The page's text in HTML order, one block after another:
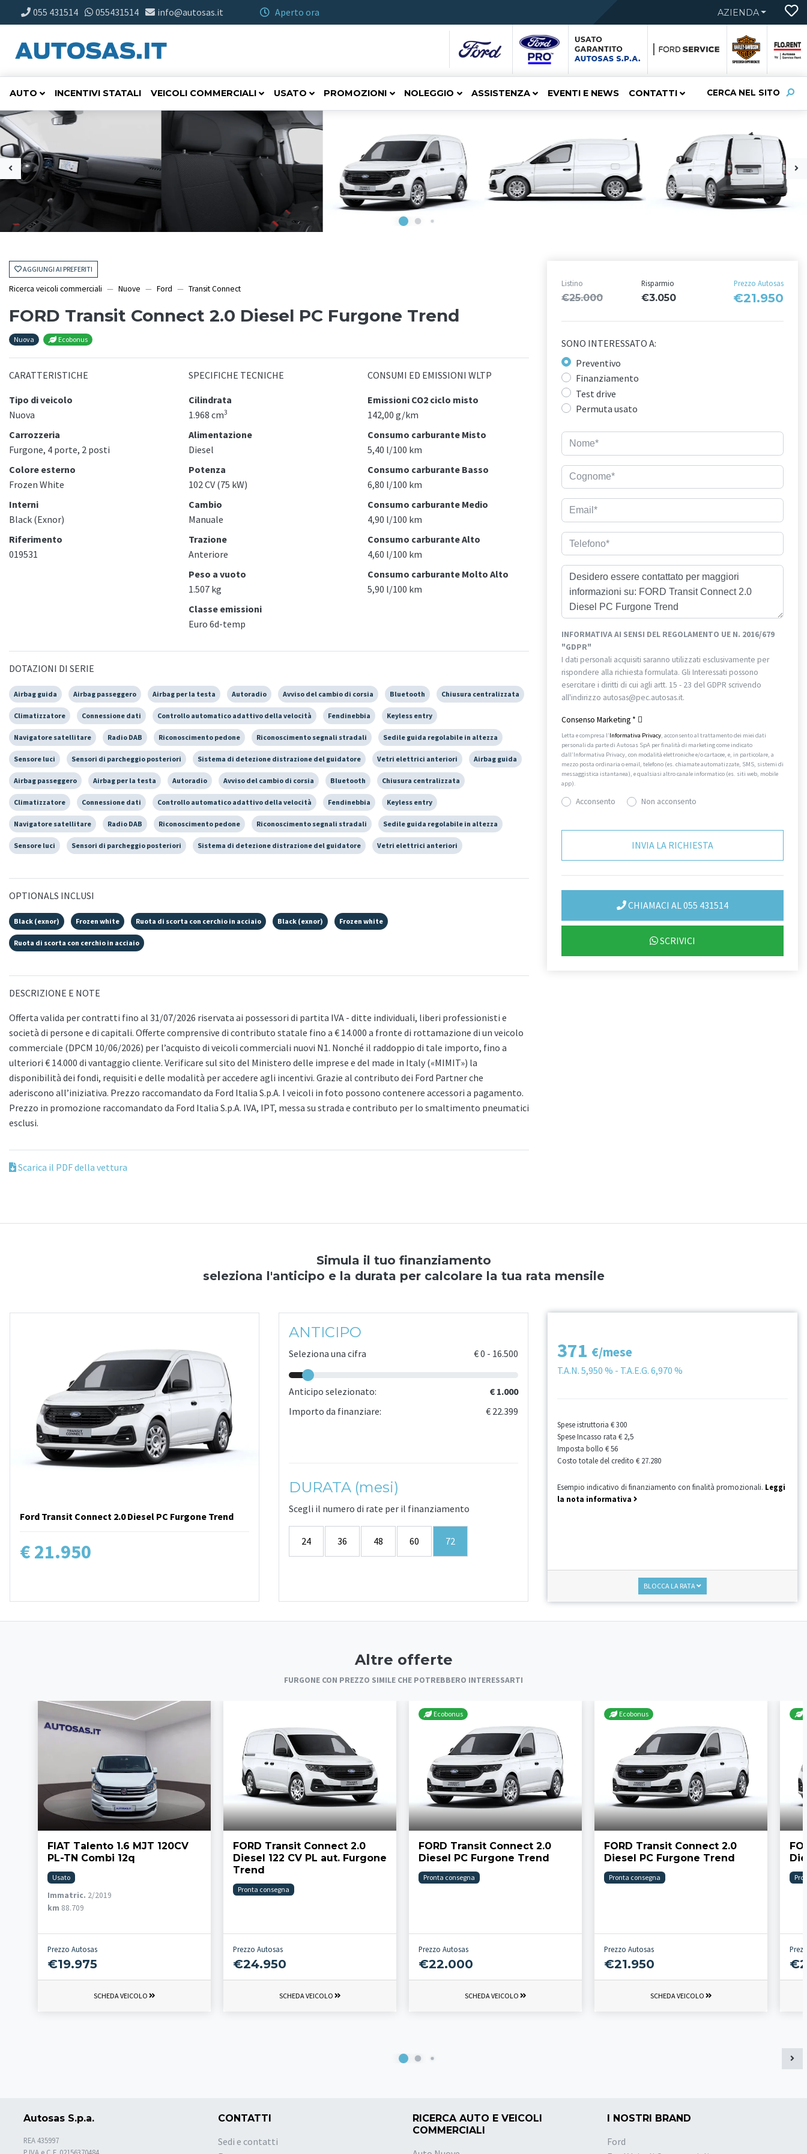
055 431514 055431514 info@autosas.it Aperto ora AZIENDA
CERCA NEL SITO
AUTO INCENTIVI STATALI VEICOLI COMMERCIALI USATO PROMOZIONI NOLEGGIO ASSISTENZA EVENTI E NEWS CONTATTI
AGGIUNGI AI PREFERITI
Ricerca veicoli commerciali Nuove Ford Transit Connect
FORD Transit Connect 2.0 Diesel PC Furgone Trend
Nuova Ecobonus
CARATTERISTICHE
Tipo di veicolo
Nuova
Carrozzeria
Furgone, 4 porte, 2 posti
Colore esterno
Frozen White
Interni
Black (Exnor)
Riferimento
019531
SPECIFICHE TECNICHE
Cilindrata
1.968 cm3
Alimentazione
Diesel
Potenza
102 CV (75 kW)
Cambio
Manuale
Trazione
Anteriore
Peso a vuoto
1.507 kg
Classe emissioni
Euro 6d-temp
CONSUMI ED EMISSIONI WLTP
Emissioni CO2 ciclo misto
142,00 g/km
Consumo carburante Misto
5,40 l/100 km
Consumo carburante Basso
6,80 l/100 km
Consumo carburante Medio
4,90 l/100 km
Consumo carburante Alto
4,60 l/100 km
Consumo carburante Molto Alto
5,90 l/100 km
DOTAZIONI DI SERIE
Airbag guida Airbag passeggero Airbag per la testa Autoradio Avviso del cambio di corsia Bluetooth Chiusura centralizzata
Climatizzatore Connessione dati Controllo automatico adattivo della velocità Fendinebbia Keyless entry
Navigatore satellitare Radio DAB Riconoscimento pedone Riconoscimento segnali stradali Sedile guida regolabile in altezza
Sensore luci Sensori di parcheggio posteriori Sistema di detezione distrazione del guidatore Vetri elettrici anteriori Airbag guida
Airbag passeggero Airbag per la testa Autoradio Avviso del cambio di corsia Bluetooth Chiusura centralizzata
Climatizzatore Connessione dati Controllo automatico adattivo della velocità Fendinebbia Keyless entry
Navigatore satellitare Radio DAB Riconoscimento pedone Riconoscimento segnali stradali Sedile guida regolabile in altezza
Sensore luci Sensori di parcheggio posteriori Sistema di detezione distrazione del guidatore Vetri elettrici anteriori
OPTIONALS INCLUSI
Black (exnor) Frozen white Ruota di scorta con cerchio in acciaio Black (exnor) Frozen white
Ruota di scorta con cerchio in acciaio
DESCRIZIONE E NOTE
Offerta valida per contratti fino al 31/07/2026 riservata ai possessori di partita IVA - ditte individuali, liberi professionisti e
società di persone e di capitali. Offerte comprensive di contributo statale fino a € 14.000 a fronte di rottamazione di un veicolo
commerciale (DPCM 10/06/2026) per l’acquisto di veicoli commerciali nuovi N1. Nonché il raddoppio di tale importo, fino a
ulteriori € 14.000 di vantaggio cliente. Verificare sul sito del Ministero delle imprese e del made in Italy («MIMIT») la
disponibilità dei fondi, requisiti e delle modalità per accedere agli incentivi. Grazie al contributo dei Ford Partner che
aderiscono all’iniziativa. Prezzo raccomandato da Ford Italia S.p.A. I veicoli in foto possono contenere accessori a pagamento.
Prezzo in promozione raccomandato da Ford Italia S.p.A. IVA, IPT, messa su strada e contributo per lo smaltimento pneumatici
esclusi.
Scarica il PDF della vettura
Listino
€25.000
Risparmio
€3.050
Prezzo Autosas
€21.950
SONO INTERESSATO A:
Preventivo
Finanziamento
Test drive
Permuta usato
INFORMATIVA AI SENSI DEL REGOLAMENTO UE N. 2016/679
"GDPR"
I dati personali acquisiti saranno utilizzati esclusivamente per
rispondere alla richiesta formulata. Gli Interessati possono
esercitare i diritti di cui agli artt. 15 - 23 del GDPR scrivendo
all'indirizzo autosas@pec.autosas.it.
Consenso Marketing *
Letta e compresa l’Informativa Privacy, acconsento al trattamento dei miei dati
personali da parte di Autosas SpA per finalità di marketing come indicato
dall’Informativa Privacy, con modalità elettroniche e/o cartacee, e, in particolare, a
mezzo posta ordinaria o email, telefono (es. chiamate automatizzate, SMS, sistemi di
messaggistica istantanea), e qualsiasi altro canale informatico (es. siti web, mobile
app).
Acconsento Non acconsento
CHIAMACI AL 055 431514
SCRIVICI
Simula il tuo finanziamento
seleziona l'anticipo e la durata per calcolare la tua rata mensile
Ford Transit Connect 2.0 Diesel PC Furgone Trend
€ 21.950
ANTICIPO
Seleziona una cifra €0 - 16.500
Anticipo selezionato:
€ 1.000
Importo da finanziare:
€ 22.399
DURATA (mesi)
Scegli il numero di rate per il finanziamento
24 36 48 60 72
371 €/mese
T.A.N. 5,950 % - T.A.E.G. 6,970 %
Spese istruttoria € 300
Spese Incasso rata € 2,5
Imposta bollo € 56
Costo totale del credito € 27.280
Esempio indicativo di finanziamento con finalità promozionali. Leggi
la nota informativa
BLOCCA LA RATA
Altre offerte
FURGONE CON PREZZO SIMILE CHE POTREBBERO INTERESSARTI
FIAT Talento 1.6 MJT 120CV
PL-TN Combi 12q
Usato
Immatric. 2/2019
km 88.709
Prezzo Autosas
€19.975
SCHEDA VEICOLO
FORD Transit Connect 2.0
Diesel 122 CV PL aut. Furgone
Trend
Pronta consegna
Prezzo Autosas
€24.950
SCHEDA VEICOLO
Ecobonus
FORD Transit Connect 2.0
Diesel PC Furgone Trend
Pronta consegna
Prezzo Autosas
€22.000
SCHEDA VEICOLO
Ecobonus
FORD Transit Connect 2.0
Diesel PC Furgone Trend
Pronta consegna
Prezzo Autosas
€21.950
SCHEDA VEICOLO
Autosas S.p.a.
REA 435997
CONTATTI
Sedi e contatti
RICERCA AUTO E VEICOLI
COMMERCIALI
I NOSTRI BRAND
Ford